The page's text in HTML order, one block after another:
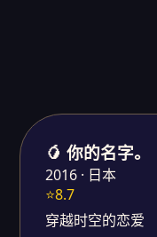
🥭 你的名字。
2016 · 日本
⭐8.7
穿越时空的恋爱